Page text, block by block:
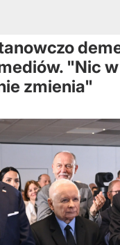
"Nic
zmienia"